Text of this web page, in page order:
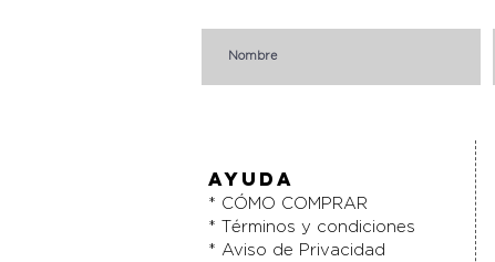
AYUDA
* CÓMO COMPRAR
* Términos y condiciones
* Aviso de Privacidad